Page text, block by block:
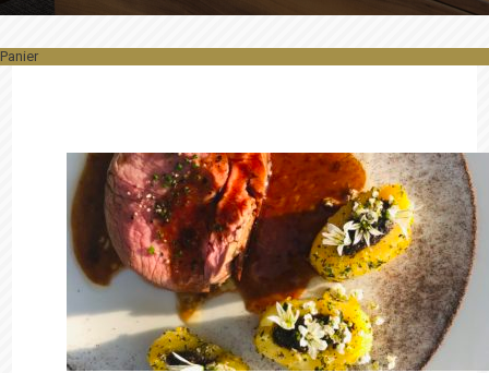
Panier